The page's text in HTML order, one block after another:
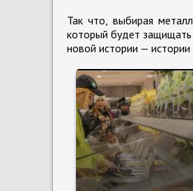
Так что, выбирая
который будет
новой истории — истории